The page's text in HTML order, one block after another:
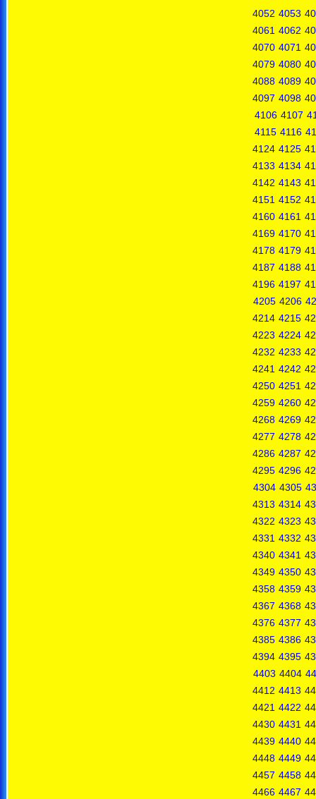
4052 4053
4061 4062
4070 4071
4079 4080
4088 4089
4097 4098
4106 4107
4115 4116
4124 4125
4133 4134
4142 4143
4151 4152
4160 4161
4169 4170
4178 4179
4187 4188
4196 4197
4205 4206
4214 4215
4223 4224
4232 4233
4241 4242
4250 4251
4259 4260
4268 4269
4277 4278
4286 4287
4295 4296
4304 4305
4313 4314
4322 4323
4331 4332
4340 4341
4349 4350
4358 4359
4367 4368
4376 4377
4385 4386
4394 4395
4403 4404
4412 4413
4421 4422
4430 4431
4439 4440
4448 4449
4457 4458
4466 4467